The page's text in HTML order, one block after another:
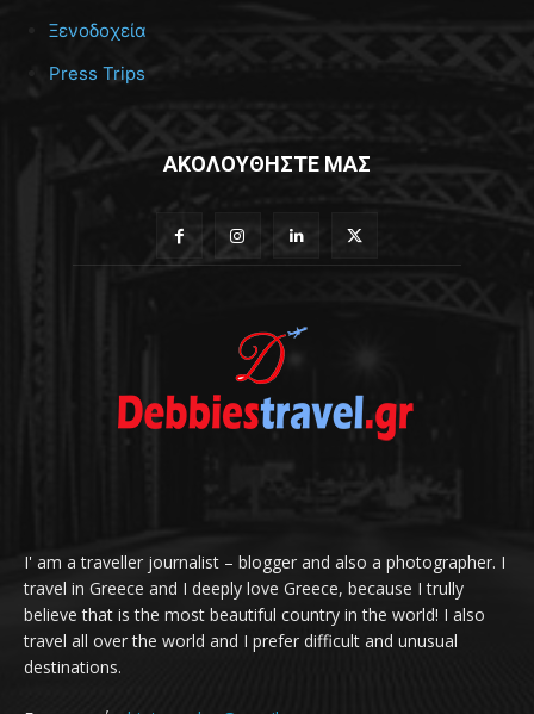
Ξενοδοχεία
Press Trips
ΑΚΟΛΟΥΘΗΣΤΕ ΜΑΣ
I' am a traveller journalist – blogger and also a photographer. I
travel in Greece and I deeply love Greece, because I trully
believe that is the most beautiful country in the world! I also
travel all over the world and I prefer difficult and unusual
destinations.